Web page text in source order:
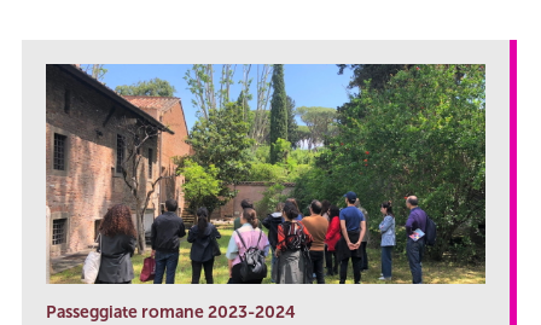
Passeggiate romane 2023-2024